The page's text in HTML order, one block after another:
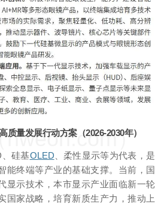
质量发展行动方案（2026-2030年）
硅基OLED 、柔性显示等为代表，是
能终端等产业的基础支撑。当前，国
显示技术，本市显示产业面临新一轮
国家战略，培育新质生产力，推动上
）